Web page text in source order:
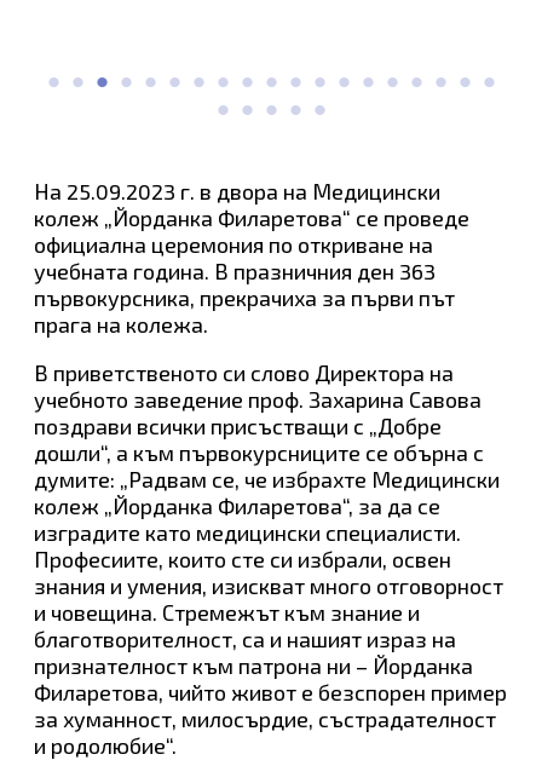
На 25.09.2023 г. в двора на Медицински
колеж „Йорданка Филаретова“ се проведе
официална церемония по откриване на
учебната година. В празничния ден 363
първокурсника, прекрачиха за първи път
прага на колежа.
В приветственото си слово Директора на
учебното заведение проф. Захарина Савова
поздрави всички присъстващи с „Добре
дошли“, а към първокурсниците се обърна с
думите: „Радвам се, че избрахте Медицински
колеж „Йорданка Филаретова“, за да се
изградите като медицински специалисти.
Професиите, които сте си избрали, освен
знания и умения, изискват много отговорност
и човещина. Стремежът към знание и
благотворителност, са и нашият израз на
признателност към патрона ни – Йорданка
Филаретова, чийто живот е безспорен пример
за хуманност, милосърдие, състрадателност
и родолюбие“.